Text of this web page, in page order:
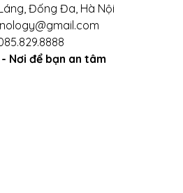
Đống Đa, Hà Nội
Nơi để bạn an tâm